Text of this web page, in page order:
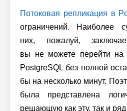
Потоковая репликация в
ограничений. Наиболее
них, пожалуй,
вы не можете перейти
PostgreSQL без полной
бы на несколько минут.
была представлена
решающую как эту, так и